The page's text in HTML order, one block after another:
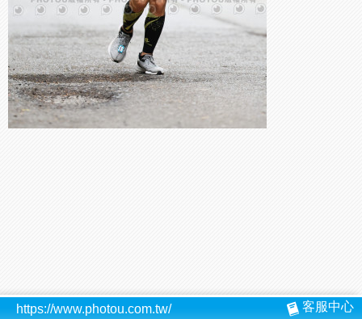
https://www.photou.com.tw/ 客服中心